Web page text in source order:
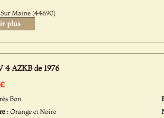
Maine (44690)
plus
4 AZKB de 1976
Bon
: Orange et Noire